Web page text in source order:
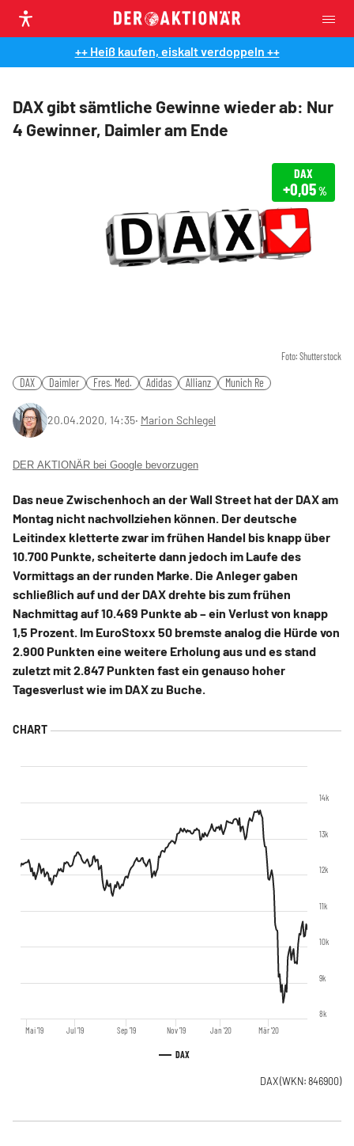
++ Heiß kaufen, eiskalt verdoppeln ++
DAX gibt sämtliche Gewinne wieder ab: Nur
4 Gewinner, Daimler am Ende
Foto: Shutterstock
DAX
+0,05%
DAX Daimler Fres. Med. Adidas Allianz Munich Re
20.04.2020, 14:35‧ Marion Schlegel
DER AKTIONÄR bei Google bevorzugen
Das neue Zwischenhoch an der Wall Street hat der DAX am
Montag nicht nachvollziehen können. Der deutsche
Leitindex kletterte zwar im frühen Handel bis knapp über
10.700 Punkte, scheiterte dann jedoch im Laufe des
Vormittags an der runden Marke. Die Anleger gaben
schließlich auf und der DAX drehte bis zum frühen
Nachmittag auf 10.469 Punkte ab – ein Verlust von knapp
1,5 Prozent. Im EuroStoxx 50 bremste analog die Hürde von
2.900 Punkten eine weitere Erholung aus und es stand
zuletzt mit 2.847 Punkten fast ein genauso hoher
Tagesverlust wie im DAX zu Buche.
DAX
Mai '19 Jul '19 Sep '19 Nov '19 Jan '20 Mär '20
8k
9k
10k
11k
12k
13k
14k
DAX(WKN: 846900)